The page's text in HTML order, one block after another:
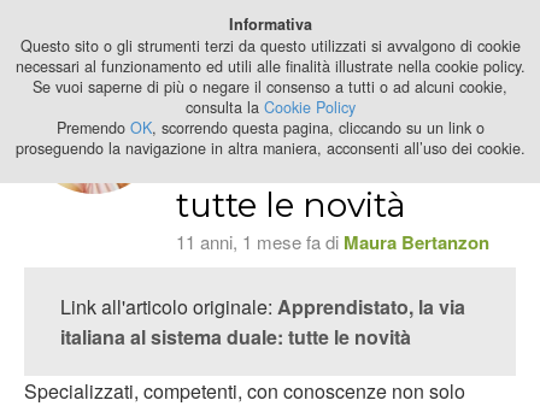
2024
Apprendistato, la
via italiana al
sistema duale:
tutte le novità
11 anni, 1 mese fa di Maura Bertanzon
Link all'articolo originale: Apprendistato, la via
italiana al sistema duale: tutte le novità
Specializzati, competenti, con conoscenze non solo
Informativa
Questo sito o gli strumenti terzi da questo utilizzati si avvalgono di cookie
necessari al funzionamento ed utili alle finalità illustrate nella cookie policy.
Se vuoi saperne di più o negare il consenso a tutti o ad alcuni cookie,
consulta la Cookie Policy
Premendo OK, scorrendo questa pagina, cliccando su un link o
proseguendo la navigazione in altra maniera, acconsenti all’uso dei cookie.